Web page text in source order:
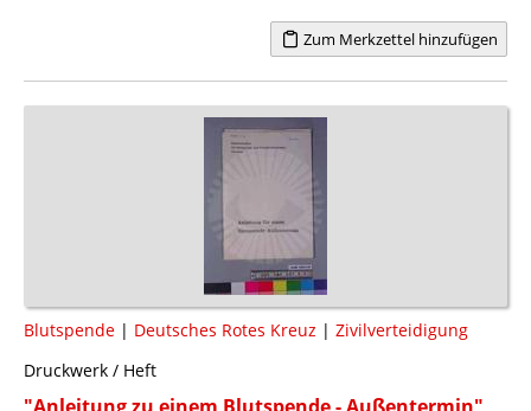
Zum Merkzettel hinzufügen
Blutspende | Deutsches Rotes Kreuz | Zivilverteidigung
Druckwerk / Heft